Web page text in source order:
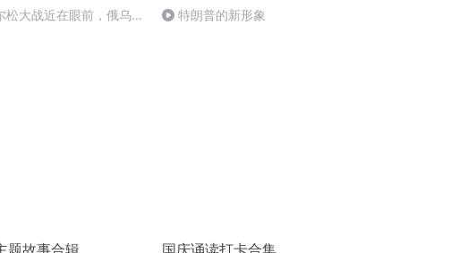
松大战近在眼前，俄乌冲
特朗普的新形象